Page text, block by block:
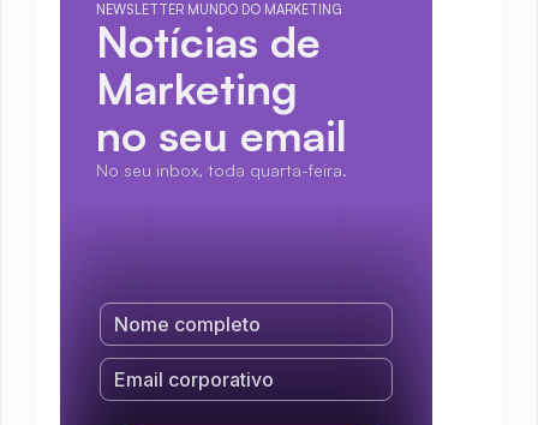
NEWSLETTER MUNDO DO MARKETING
Notícias de
Marketing
no seu email
No seu inbox, toda quarta-feira.